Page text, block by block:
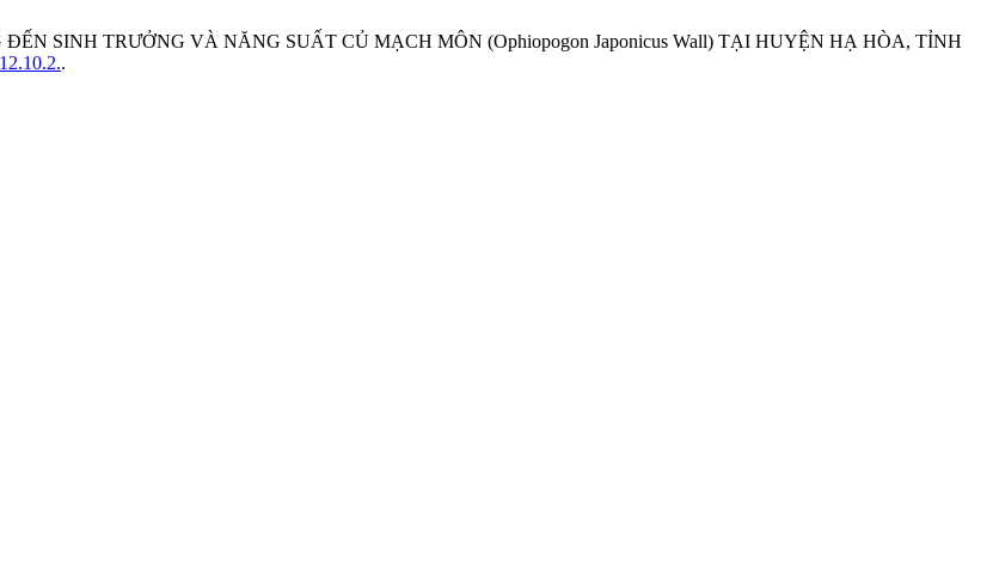
SINH TRƯỞNG VÀ NĂNG SUẤT CỦ MẠCH MÔN (Ophiopogon Japonicus Wall) TẠI HUYỆN HẠ HÒA, TỈNH
.